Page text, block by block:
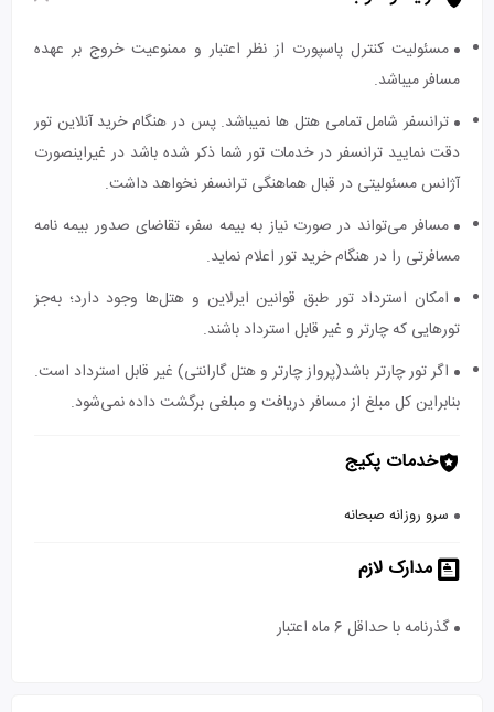
مسئولیت کنترل پاسپورت از نظر اعتبار و ممنوعیت خروج بر عهده
مسافر میباشد.
ترانسفر شامل تمامی هتل ها نمیباشد. پس در هنگام خرید آنلاین تور
دقت نمایید ترانسفر در خدمات تور شما ذکر شده باشد در غیراینصورت
آژانس مسئولیتی در قبال هماهنگی ترانسفر نخواهد داشت.
مسافر می‌تواند در صورت نیاز به بیمه سفر، تقاضای صدور بیمه نامه
مسافرتی را در هنگام خرید تور اعلام نماید.
امکان استرداد تور طبق قوانین ایرلاین و هتل‌ها وجود دارد؛ به‌جز
تورهایی که چارتر و غیر قابل استرداد باشند.
اگر تور چارتر باشد(پرواز چارتر و هتل گارانتی) غیر قابل استرداد است.
بنابراین کل مبلغ از مسافر دریافت و مبلغی برگشت داده نمی‌شود.
خدمات پکیج
سرو روزانه صبحانه
مدارک لازم
گذرنامه با حداقل 6 ماه اعتبار